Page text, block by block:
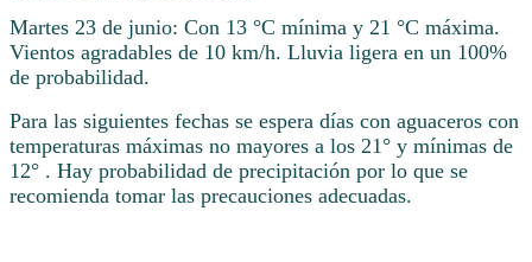
Martes 23 de junio: Con 13 °C mínima y 21 °C máxima.
Vientos agradables de 10 km/h. Lluvia ligera en un 100%
de probabilidad.
Para las siguientes fechas se espera días con aguaceros con
temperaturas máximas no mayores a los 21° y mínimas de
12° . Hay probabilidad de precipitación por lo que se
recomienda tomar las precauciones adecuadas.